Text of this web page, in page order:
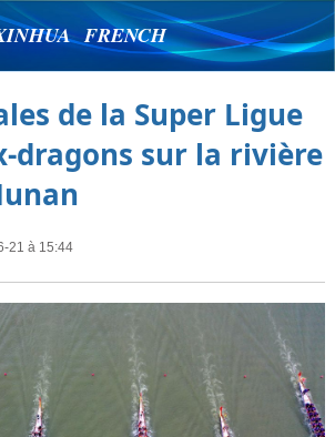
FRENCH
de la Super Ligue
dragons sur la rivière
21 à 15:44